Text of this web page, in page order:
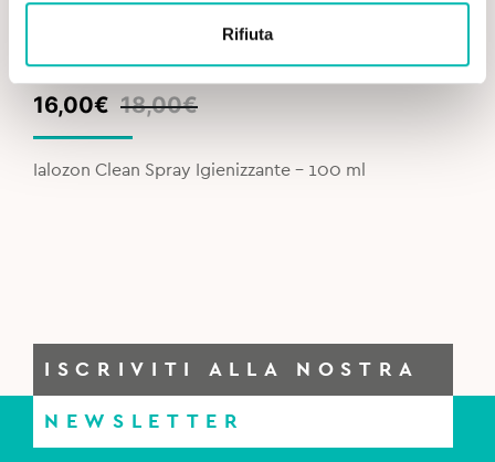
Rifiuta
18,00€
Original
price
was:
18,00€.
16,00€
Current
price
is:
16,00€.
Ialozon Clean Spray Igienizzante - 100 ml
ISCRIVITI ALLA NOSTRA
NEWSLETTER